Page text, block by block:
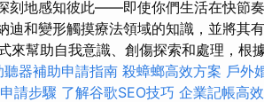
刻地感知彼此——即使你們生活在快節
迪和變形觸摸療法領域的知識，並將其
來幫助自我意識、創傷探索和處理，根
聽器補助申請指南 殺蟑螂高效方案 戶外
請步驟 了解谷歌SEO技巧 企業記帳高